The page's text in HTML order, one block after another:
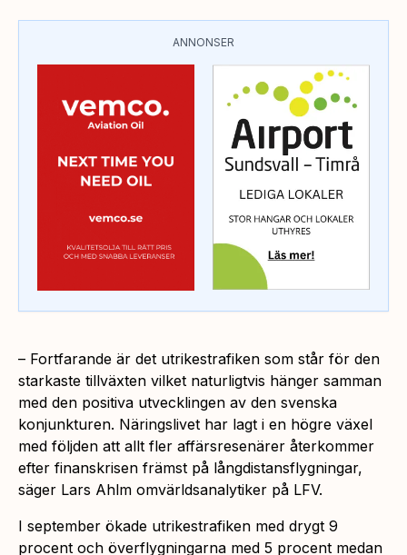
ANNONSER
– Fortfarande är det utrikestrafiken som står för den
starkaste tillväxten vilket naturligtvis hänger samman
med den positiva utvecklingen av den svenska
konjunkturen. Näringslivet har lagt i en högre växel
med följden att allt fler affärsresenärer återkommer
efter finanskrisen främst på långdistansflygningar,
säger Lars Ahlm omvärldsanalytiker på LFV.
I september ökade utrikestrafiken med drygt 9
procent och överflygningarna med 5 procent medan